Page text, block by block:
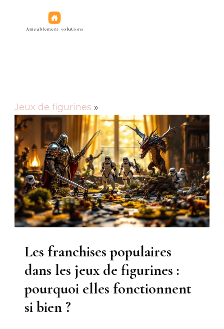
Jeux de figurines
Jeux de figurines »
Les franchises populaires
dans les jeux de figurines :
pourquoi elles fonctionnent
si bien ?